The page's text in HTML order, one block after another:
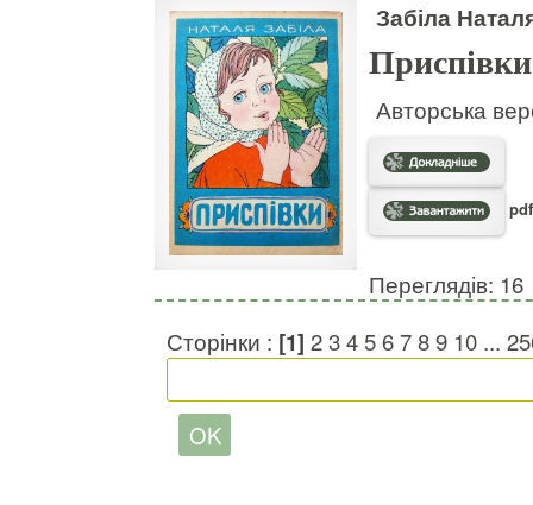
Забіла
Приспівки
Авторська
Переглядів: 16
Сторінки : [1] 23456789 10 ...